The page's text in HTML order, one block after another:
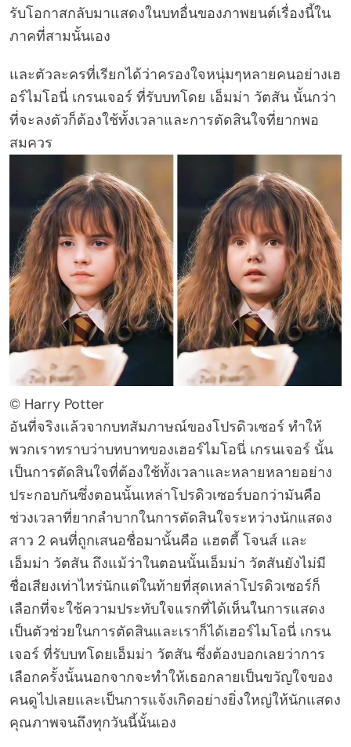
รับโอกาสกลับมาแสดงในบทอื่นของภาพยนต์เรื่องนี้ใน
ภาคที่สามนั้นเอง
และตัวละครที่เรียกได้ว่าครองใจหนุ่มๆหลายคนอย่างเฮ
อร์ไมโอนี่ เกรนเจอร์ ที่รับบทโดย เอ็มม่า วัตสัน นั้นกว่า
ที่จะลงตัวก็ต้องใช้ทั้งเวลาและการตัดสินใจที่ยากพอ
สมควร
© Harry Potter
อันที่จริงแล้วจากบทสัมภาษณ์ของโปรดิวเซอร์ ทำให้
พวกเราทราบว่าบทบาทของเฮอร์ไมโอนี่ เกรนเจอร์ นั้น
เป็นการตัดสินใจที่ต้องใช้ทั้งเวลาและหลายหลายอย่าง
ประกอบกันซึ่งตอนนั้นเหล่าโปรดิวเซอร์บอกว่ามันคือ
ช่วงเวลาที่ยากลำบากในการตัดสินใจระหว่างนักแสดง
สาว 2 คนที่ถูกเสนอชื่อมานั้นคือ แฮตตี้ โจนส์ และ
เอ็มม่า วัตสัน ถึงแม้ว่าในตอนนั้นเอ็มม่า วัตสันยังไม่มี
ชื่อเสียงเท่าไหร่นักแต่ในท้ายที่สุดเหล่าโปรดิวเซอร์ก็
เลือกที่จะใช้ความประทับใจแรกที่ได้เห็นในการแสดง
เป็นตัวช่วยในการตัดสินและเราก็ได้เฮอร์ไมโอนี่ เกรน
เจอร์ ที่รับบทโดยเอ็มม่า วัตสัน ซึ่งต้องบอกเลยว่าการ
เลือกครั้งนั้นนอกจากจะทำให้เธอกลายเป็นขวัญใจของ
คนดูไปเลยและเป็นการแจ้งเกิดอย่างยิ่งใหญ่ให้นักแสดง
คุณภาพจนถึงทุกวันนี้นั้นเอง